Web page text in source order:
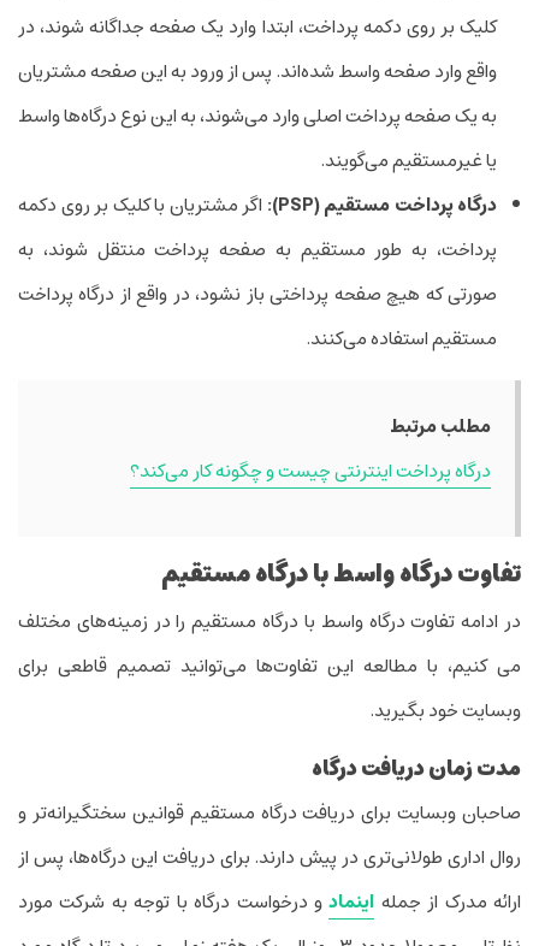
کلیک بر روی دکمه پرداخت، ابتدا وارد یک صفحه جداگانه شوند، در
واقع وارد صفحه واسط شده‌اند. پس از ورود به این صفحه مشتریان
به یک صفحه پرداخت اصلی وارد می‌شوند، به این نوع درگاه‌ها واسط
یا غیرمستقیم می‌گویند.
درگاه پرداخت مستقیم (PSP):
اگر مشتریان با کلیک بر روی دکمه
پرداخت، به طور مستقیم به صفحه پرداخت منتقل شوند، به
صورتی که هیچ صفحه پرداختی باز نشود، در واقع از درگاه پرداخت
مستقیم استفاده می‌کنند.
مطلب مرتبط
درگاه پرداخت اینترنتی چیست و چگونه کار می‌کند؟
تفاوت درگاه واسط با درگاه مستقیم
در ادامه تفاوت درگاه واسط با درگاه مستقیم را در زمینه‌های مختلف
می کنیم، با مطالعه این تفاوت‌ها می‌توانید تصمیم قاطعی برای
وبسایت خود بگیرید.
مدت زمان دریافت درگاه
صاحبان وبسایت برای دریافت درگاه مستقیم قوانین سختگیرانه‌تر و
روال اداری طولانی‌تری در پیش دارند. برای دریافت این درگاه‌ها، پس از
ارائه مدرک از جمله اینمادو درخواست درگاه با توجه به شرکت مورد